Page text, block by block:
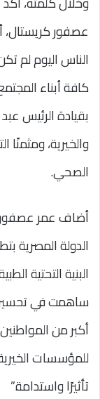
عصفور
الناس اليوم لم
كافة أبناء
بقيادة الرئيس
والخيرية،
الصحي.
أضاف عمر
الدولة المصرية
البنية التحتية
ساهمت في تحسين
أكبر من
للمؤسسات
تأثيرًا واستدامة.”